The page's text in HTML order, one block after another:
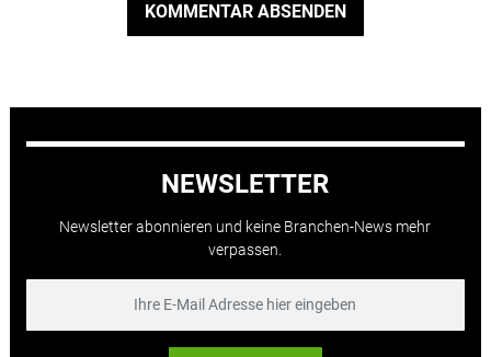
KOMMENTAR ABSENDEN
NEWSLETTER
Newsletter abonnieren und keine Branchen-News mehr
verpassen.